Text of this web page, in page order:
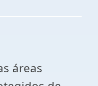
áreas